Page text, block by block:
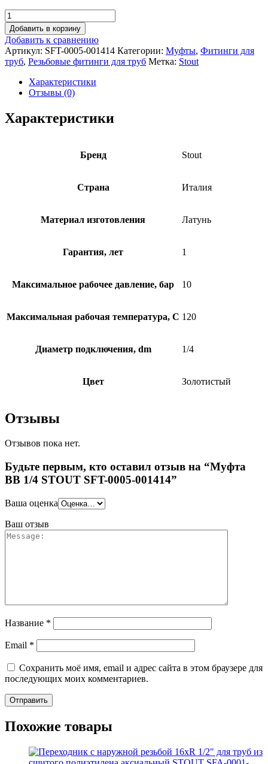
Добавить в корзину
Добавить к сравнению
Артикул: SFT-0005-001414 Категории: Муфты, Фитинги для
труб, Резьбовые фитинги для труб Метка: Stout
Характеристики
Отзывы (0)
Характеристики
Бренд Stout
Страна Италия
Материал изготовления Латунь
Гарантия, лет 1
Максимальное рабочее давление, бар 10
Максимальная рабочая температура, C 120
Диаметр подключения, dm 1/4
Цвет Золотистый
Отзывы
Отзывов пока нет.
Будьте первым, кто оставил отзыв на “Муфта
ВВ 1/4 STOUT SFT-0005-001414”
Ваша оценка
Ваш отзыв
Название *
Email *
Сохранить моё имя, email и адрес сайта в этом браузере для
последующих моих комментариев.
Похожие товары